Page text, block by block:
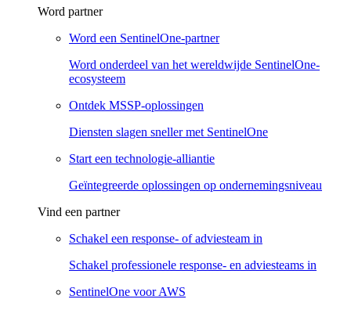
Word partner
Word een SentinelOne-partner
Word onderdeel van het wereldwijde SentinelOne-
ecosysteem
Ontdek MSSP-oplossingen
Diensten slagen sneller met SentinelOne
Start een technologie-alliantie
Geïntegreerde oplossingen op ondernemingsniveau
Vind een partner
Schakel een response- of adviesteam in
Schakel professionele response- en adviesteams in
SentinelOne voor AWS